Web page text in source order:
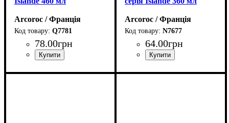
Arcoroc / Франція
Q7781
78.00грн
Arcoroc / Франція
N7677
64.00грн